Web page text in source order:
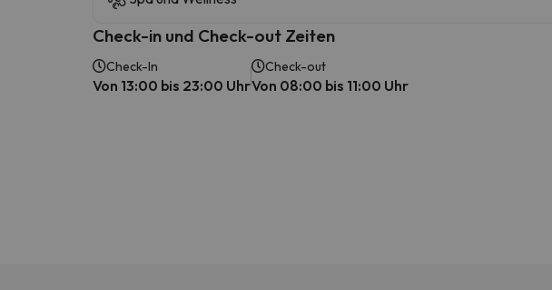
Check-in und Check-out Zeiten
Check-In
Von 13:00 bis 23:00 Uhr
Check-out
Von 08:00 bis 11:00 Uhr